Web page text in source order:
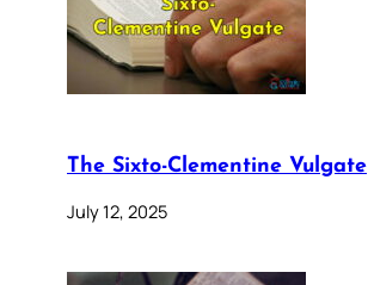
The Sixto-Clementine Vulgate
July 12, 2025